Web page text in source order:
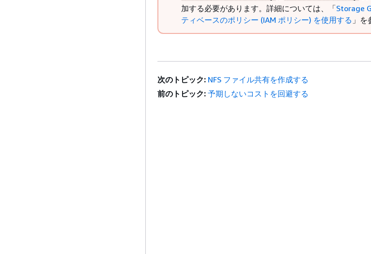
加する必要があります。詳細については、「Storage
ティベースのポリシー (IAM ポリシー) を使用する 」を
次のトピック: NFS ファイル共有を作成する
前のトピック: 予期しないコストを回避する